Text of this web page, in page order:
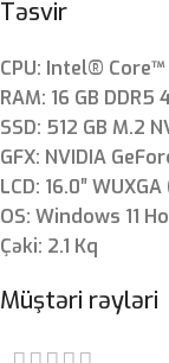
Təsvir
CPU: Intel®
RAM: 16 GB DDR5
SSD: 512 GB M.2
GFX: NVIDIA
LCD: 16.0″
OS: Windows 11
Çəki: 2.1 Kq
Müştəri rəyləri